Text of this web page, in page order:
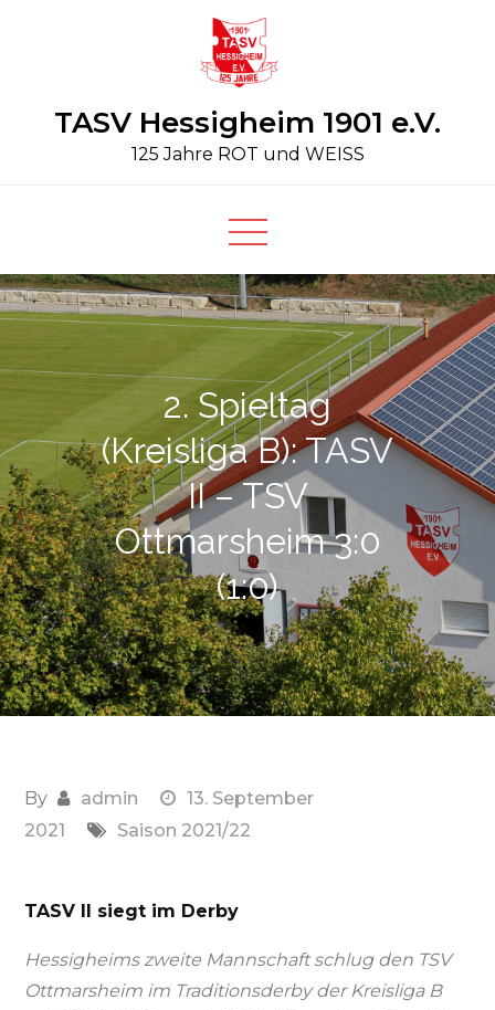
TASV Hessigheim 1901 e.V.
125 Jahre ROT und WEISS
2. Spieltag
(Kreisliga B): TASV
II – TSV
Ottmarsheim 3:0
(1:0)
By admin
13. September
2021
Saison 2021/22
TASV II siegt im Derby
Hessigheims zweite Mannschaft schlug den TSV
Ottmarsheim im Traditionsderby der Kreisliga B